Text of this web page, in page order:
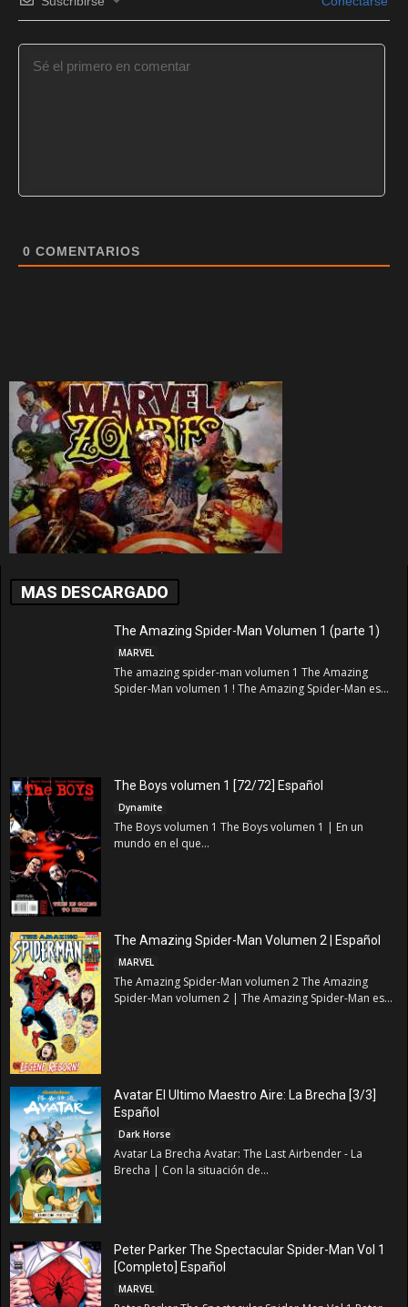
0 COMENTARIOS
MAS DESCARGADO
The Amazing Spider-Man Volumen 1 (parte 1)
MARVEL
The amazing spider-man volumen 1 The Amazing
Spider-Man volumen 1 ! The Amazing Spider-Man es...
The Boys volumen 1 [72/72] Español
Dynamite
The Boys volumen 1 The Boys volumen 1 | En un
mundo en el que...
The Amazing Spider-Man Volumen 2 | Español
MARVEL
The Amazing Spider-Man volumen 2 The Amazing
Spider-Man volumen 2 | The Amazing Spider-Man es...
Avatar El Ultimo Maestro Aire: La Brecha [3/3]
Español
Dark Horse
Avatar La Brecha Avatar: The Last Airbender - La
Brecha | Con la situación de...
Peter Parker The Spectacular Spider-Man Vol 1
[Completo] Español
MARVEL